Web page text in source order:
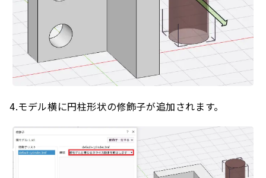
4.モデル横に円柱形状の修飾子が追加されます。